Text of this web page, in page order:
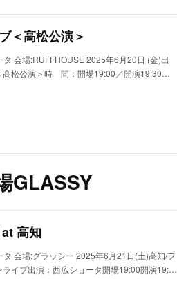
＜高松公演＞
会場:RUFFHOUSE 2025年6月20日 (金)出
高松公演＞時 間：開場19:00／開演19:30…
GLASSY
高知
会場:グラッシー 2025年6月21日(土)高知/フ
イブ出演：西広ショータ開場19:00開演19:…